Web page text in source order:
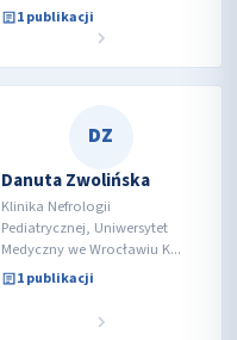
1 publikacji
DZ
Danuta Zwolińska
Klinika Nefrologii
Pediatrycznej, Uniwersytet
Medyczny we Wrocławiu K...
1 publikacji